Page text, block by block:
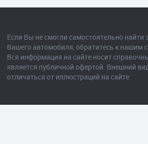
Если Вы не смогли самостоятельно найти
Вашего автомобиля, обратитесь к нашим
Вся информация на сайте носит
является публичной офертой. Внешний
отличаться от иллюстраций на сайте